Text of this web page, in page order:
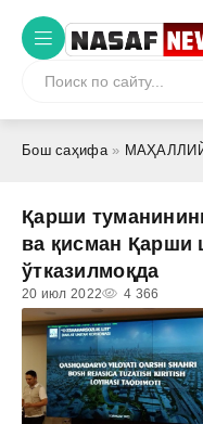
Бош саҳифа»
Қарши
ва қисман Қарши
ўтказилмоқда
20 июл 2022 4 366